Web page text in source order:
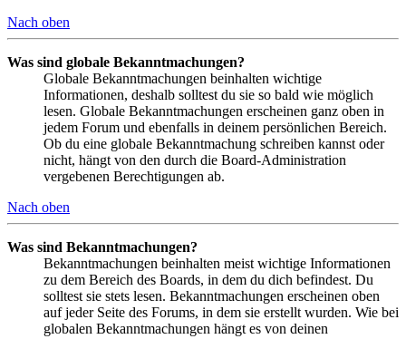
Nach oben
Was sind globale Bekanntmachungen?
Globale Bekanntmachungen beinhalten wichtige
Informationen, deshalb solltest du sie so bald wie möglich
lesen. Globale Bekanntmachungen erscheinen ganz oben in
jedem Forum und ebenfalls in deinem persönlichen Bereich.
Ob du eine globale Bekanntmachung schreiben kannst oder
nicht, hängt von den durch die Board-Administration
vergebenen Berechtigungen ab.
Nach oben
Was sind Bekanntmachungen?
Bekanntmachungen beinhalten meist wichtige Informationen
zu dem Bereich des Boards, in dem du dich befindest. Du
solltest sie stets lesen. Bekanntmachungen erscheinen oben
auf jeder Seite des Forums, in dem sie erstellt wurden. Wie bei
globalen Bekanntmachungen hängt es von deinen